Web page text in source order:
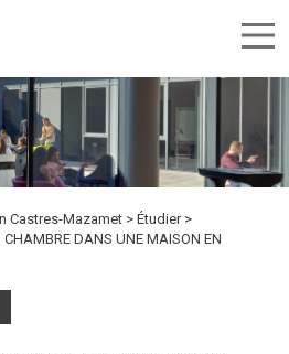
LOISIRS
DÉCHETS
ÉTUDIER
DÉVELOPPEMENT
ECONOMIQUE
INTERCOMMUNALITÉ
MARCHÉS
PUBLICS
PUBLICITÉ
DES
ACTES
OFFRES
D'EMPLOI
KIOSQUE
Castres-Mazamet
Étudier
CHAMBRE DANS UNE MAISON EN